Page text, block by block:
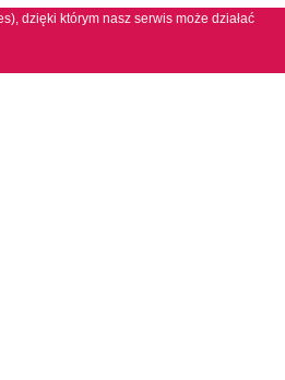
dzięki którym nasz serwis może działać